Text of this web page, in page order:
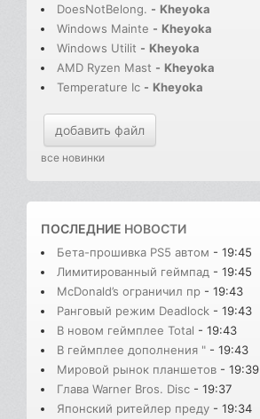
DoesNotBelong. - Kheyoka
Windows Mainte - Kheyoka
Windows Utilit - Kheyoka
AMD Ryzen Mast - Kheyoka
Temperature Ic - Kheyoka
добавить файл
все новинки
ПОСЛЕДНИЕ НОВОСТИ
Бета-прошивка PS5 автом - 19:45
Лимитированный геймпад - 19:45
McDonald’s ограничил пр - 19:43
Ранговый режим Deadlock - 19:43
В новом геймплее Total - 19:43
В геймплее дополнения " - 19:43
Мировой рынок планшетов - 19:39
Глава Warner Bros. Disc - 19:37
Японский ритейлер преду - 19:34